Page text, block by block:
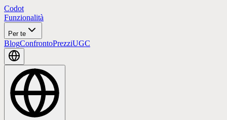
Codot
Funzionalità
Per te
BlogConfrontoPrezziUGC